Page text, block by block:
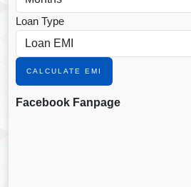
Loan Type
CALCULATE EMI
Facebook Fanpage